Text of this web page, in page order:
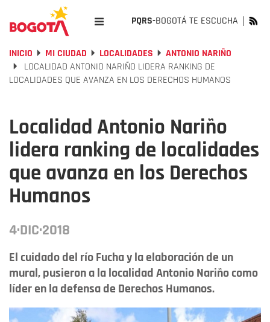
PQRS-BOGOTÁ TE ESCUCHA
INICIO MI CIUDAD LOCALIDADES
ANTONIO NARIÑO
LOCALIDAD ANTONIO NARIÑO LIDERA RANKING DE
LOCALIDADES QUE AVANZA EN LOS DERECHOS HUMANOS
Localidad Antonio Nariño
lidera ranking de localidades
que avanza en los Derechos
Humanos
4·DIC·2018
El cuidado del río Fucha y la elaboración de un
mural, pusieron a la localidad Antonio Nariño como
líder en la defensa de Derechos Humanos.